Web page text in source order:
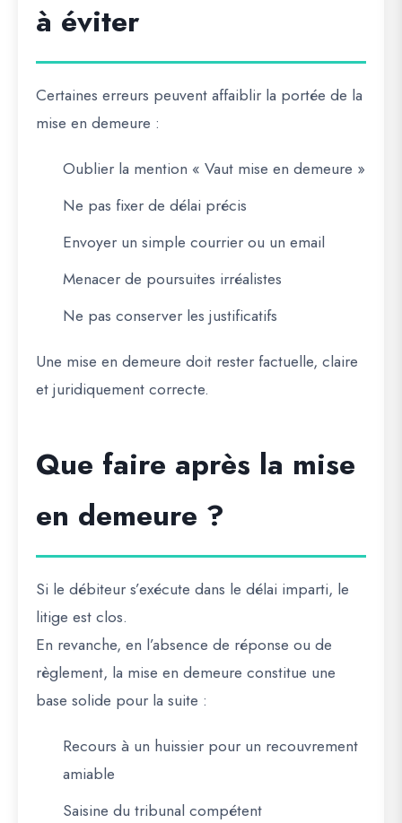
à éviter
Certaines erreurs peuvent affaiblir la portée de la
mise en demeure :
Oublier la mention « Vaut mise en demeure »
Ne pas fixer de délai précis
Envoyer un simple courrier ou un email
Menacer de poursuites irréalistes
Ne pas conserver les justificatifs
Une mise en demeure doit rester factuelle, claire
et juridiquement correcte.
Que faire après la mise
en demeure ?
Si le débiteur s’exécute dans le délai imparti, le
litige est clos.
En revanche, en l’absence de réponse ou de
règlement, la mise en demeure constitue une
base solide pour la suite :
Recours à un huissier pour un recouvrement
amiable
Saisine du tribunal compétent